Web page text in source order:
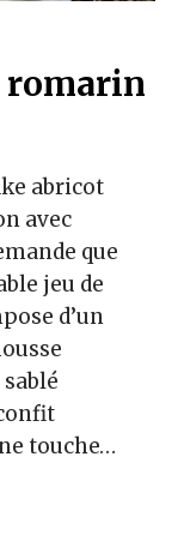
romarin
abricot
avec
que
jeu de
d’un
touche…